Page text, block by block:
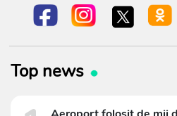
Top news